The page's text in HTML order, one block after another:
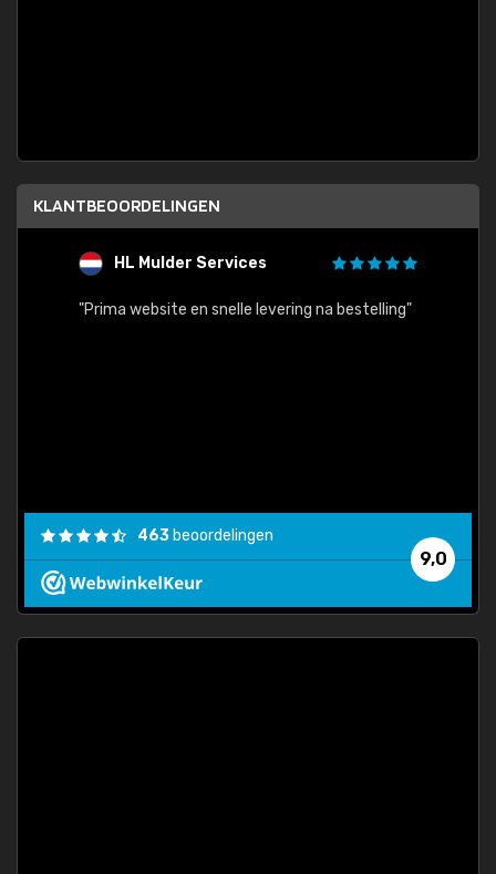
KLANTBEOORDELINGEN
HL Mulder Services
"Prima website en snelle levering na bestelling"
9,0
463 beoordelingen